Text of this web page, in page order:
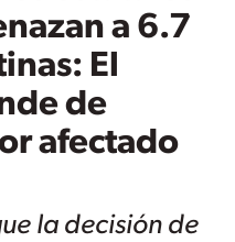
a 6.7
El
de
afectado
la decisión de